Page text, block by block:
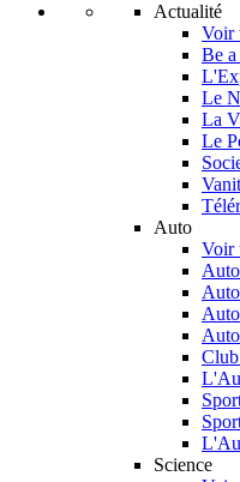
Actualité
Voir
Be
Le
La
Le
Auto
Voir
Science